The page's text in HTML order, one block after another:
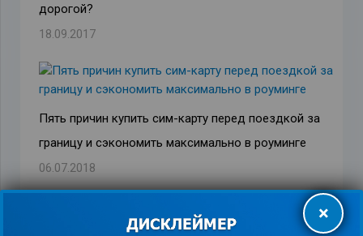
дорогой?
18.09.2017
Пять причин купить сим-карту перед поездкой за
границу и сэкономить максимально в роуминге
06.07.2018
×